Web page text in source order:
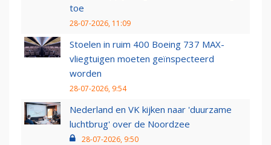
toe
28-07-2026, 11:09
Stoelen in ruim 400 Boeing 737 MAX-
vliegtuigen moeten geïnspecteerd
worden
28-07-2026, 9:54
Nederland en VK kijken naar 'duurzame
luchtbrug' over de Noordzee
28-07-2026, 9:50